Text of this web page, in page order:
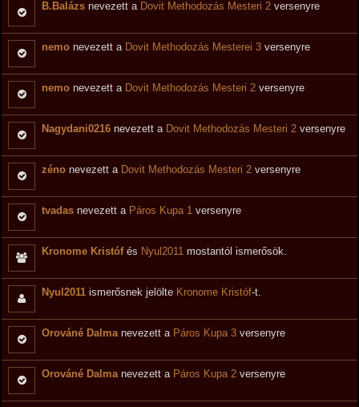
B.Balázs nevezett a Dovit Methodozás Mesteri 2 versenyre
nemo nevezett a Dovit Methodozás Mesterei 3 versenyre
nemo nevezett a Dovit Methodozás Mesteri 2 versenyre
Nagydani0216 nevezett a Dovit Methodozás Mesteri 2 versenyre
zéno nevezett a Dovit Methodozás Mesteri 2 versenyre
tvadas nevezett a Páros Kupa 1 versenyre
Kronome Kristófés Nyul2011 mostantól ismerősök.
Nyul2011 ismerősnek jelölte Kronome Kristóf-t.
Orováné Dalma nevezett a Páros Kupa 3 versenyre
Orováné Dalma nevezett a Páros Kupa 2 versenyre